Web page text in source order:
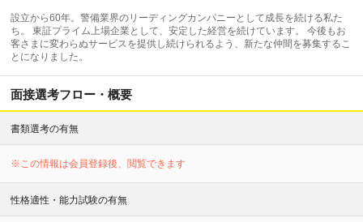
設立から60年。警備業界のリーディングカンパニーとして成長を続ける私た
ち。 東証プライム上場企業として、安定した経営を続けています。 今後もお
客さまに変わらぬサービスを提供し続けられるよう、新たな仲間を募集するこ
とになりました。
面接選考フロー・概要
書類選考の有無
※この情報は会員登録後、閲覧できます
性格適性・能力試験の有無